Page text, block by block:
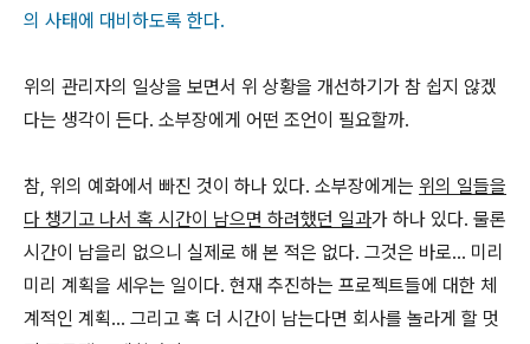
의 사태에 대비하도록 한다.
위의 관리자의 일상을 보면서 위 상황을 개선하기가 참 쉽지 않겠
다는 생각이 든다. 소부장에게 어떤 조언이 필요할까.
참, 위의 예화에서 빠진 것이 하나 있다. 소부장에게는 위의 일들을
다 챙기고 나서 혹 시간이 남으면 하려했던 일과가 하나 있다. 물론
시간이 남을리 없으니 실제로 해 본 적은 없다. 그것은 바로... 미리
미리 계획을 세우는 일이다. 현재 추진하는 프로젝트들에 대한 체
계적인 계획... 그리고 혹 더 시간이 남는다면 회사를 놀라게 할 멋